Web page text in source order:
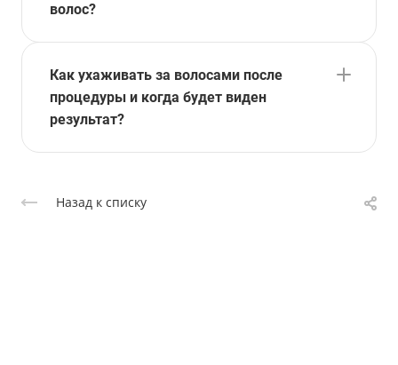
волос?
Как ухаживать за волосами после
процедуры и когда будет виден
результат?
Назад к списку